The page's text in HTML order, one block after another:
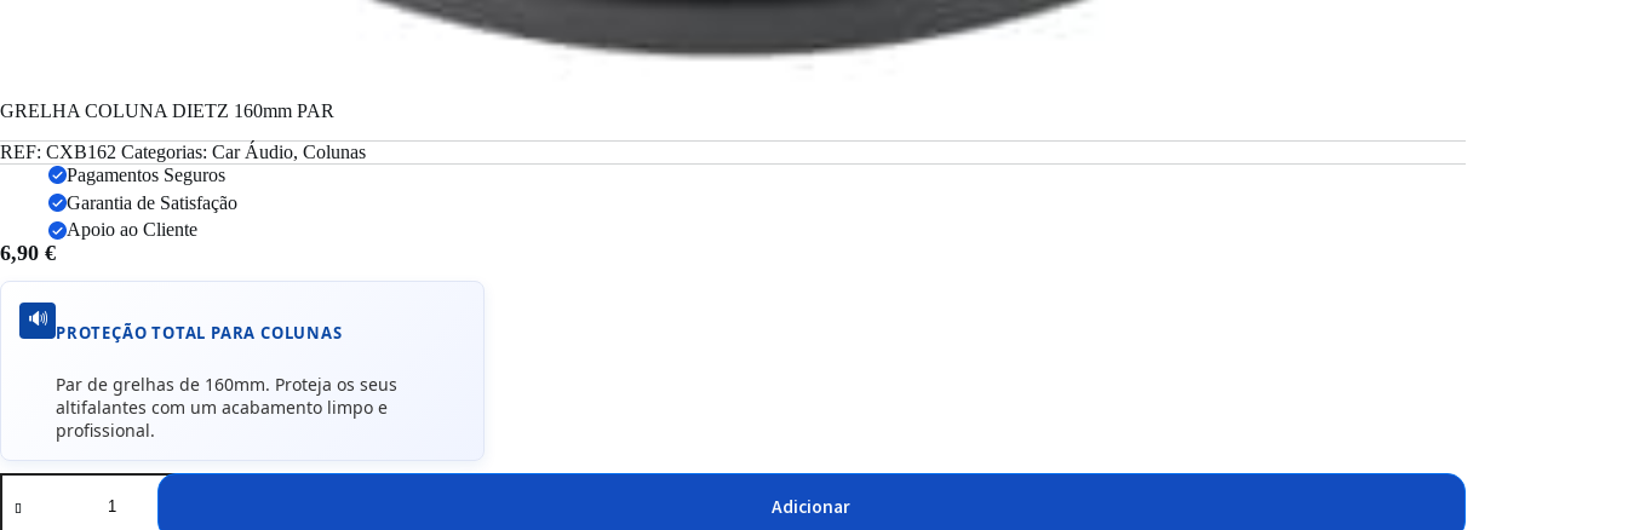
GRELHA COLUNA DIETZ 160mm PAR
REF: CXB162 Categorias: Car Áudio, Colunas
Pagamentos Seguros
Garantia de Satisfação
Apoio ao Cliente
6,90 €
🔊
PROTEÇÃO TOTAL PARA COLUNAS
Par de grelhas de 160mm. Proteja os seus
altifalantes com um acabamento limpo e
profissional.
Quantidade
de
Adicionar